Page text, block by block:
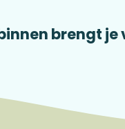
brengt je